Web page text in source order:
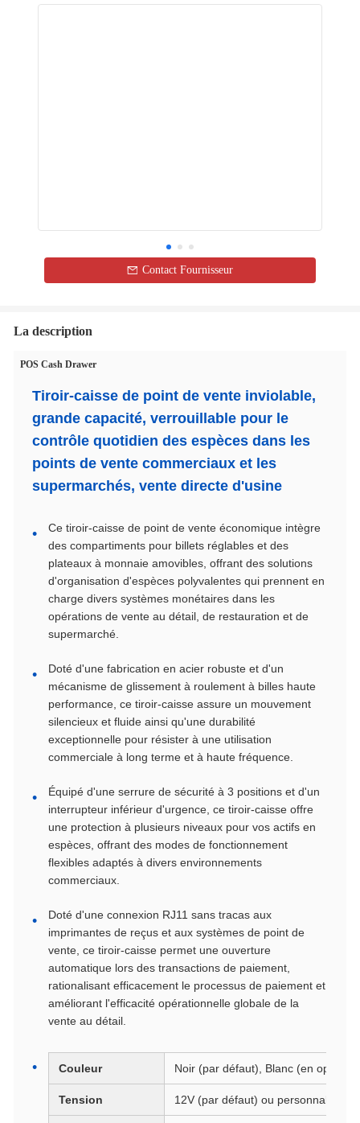
Contact Fournisseur
La description
POS Cash Drawer
Tiroir-caisse de point de vente inviolable,
grande capacité, verrouillable pour le
contrôle quotidien des espèces dans les
points de vente commerciaux et les
supermarchés, vente directe d'usine
Ce tiroir-caisse de point de vente économique intègre
des compartiments pour billets réglables et des
plateaux à monnaie amovibles, offrant des solutions
d'organisation d'espèces polyvalentes qui prennent en
charge divers systèmes monétaires dans les
opérations de vente au détail, de restauration et de
supermarché.
Doté d'une fabrication en acier robuste et d'un
mécanisme de glissement à roulement à billes haute
performance, ce tiroir-caisse assure un mouvement
silencieux et fluide ainsi qu'une durabilité
exceptionnelle pour résister à une utilisation
commerciale à long terme et à haute fréquence.
Équipé d'une serrure de sécurité à 3 positions et d'un
interrupteur inférieur d'urgence, ce tiroir-caisse offre
une protection à plusieurs niveaux pour vos actifs en
espèces, offrant des modes de fonctionnement
flexibles adaptés à divers environnements
commerciaux.
Doté d'une connexion RJ11 sans tracas aux
imprimantes de reçus et aux systèmes de point de
vente, ce tiroir-caisse permet une ouverture
automatique lors des transactions de paiement,
rationalisant efficacement le processus de paiement et
améliorant l'efficacité opérationnelle globale de la
vente au détail.
Couleur Noir (par défaut), Blanc (en option)
Tension 12V (par défaut) ou personnalisé